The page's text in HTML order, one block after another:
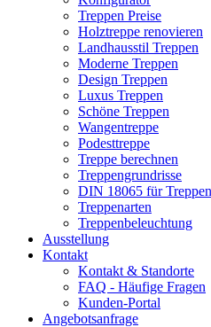
Treppen Preise
Holztreppe renovieren
Landhausstil Treppen
Moderne Treppen
Design Treppen
Luxus Treppen
Schöne Treppen
Wangentreppe
Podesttreppe
Treppe berechnen
Treppengrundrisse
DIN 18065 für Treppen
Treppenarten
Treppenbeleuchtung
Ausstellung
Kontakt
Kontakt & Standorte
FAQ - Häufige Fragen
Kunden-Portal
Angebotsanfrage